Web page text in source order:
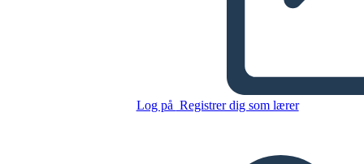
Log på Registrer dig som lærer
ציר הרשות המחוקקת
Kopier dette storyboard